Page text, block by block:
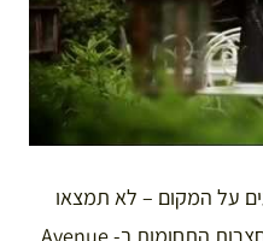
על המקום – לא תמצאו
אותו. המלון חבוי בתוך אחת מהחצרות התחומות ב- Avenue